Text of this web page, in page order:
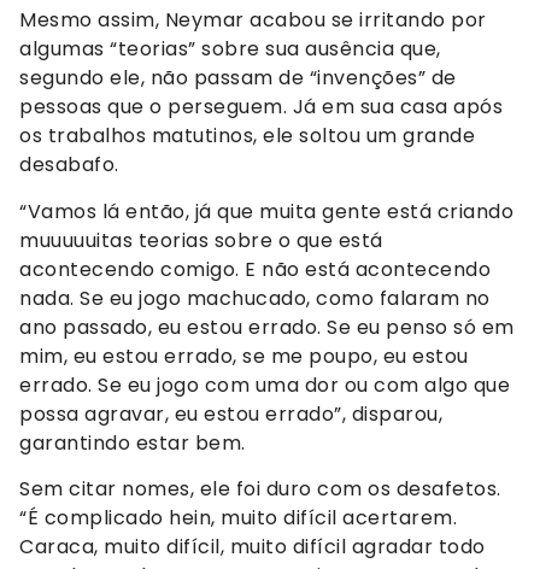
Mesmo assim, Neymar acabou se irritando por
algumas “teorias” sobre sua ausência que,
segundo ele, não passam de “invenções” de
pessoas que o perseguem. Já em sua casa após
os trabalhos matutinos, ele soltou um grande
desabafo.
“Vamos lá então, já que muita gente está criando
muuuuuitas teorias sobre o que está
acontecendo comigo. E não está acontecendo
nada. Se eu jogo machucado, como falaram no
ano passado, eu estou errado. Se eu penso só em
mim, eu estou errado, se me poupo, eu estou
errado. Se eu jogo com uma dor ou com algo que
possa agravar, eu estou errado”, disparou,
garantindo estar bem.
Sem citar nomes, ele foi duro com os desafetos.
“É complicado hein, muito difícil acertarem.
Caraca, muito difícil, muito difícil agradar todo